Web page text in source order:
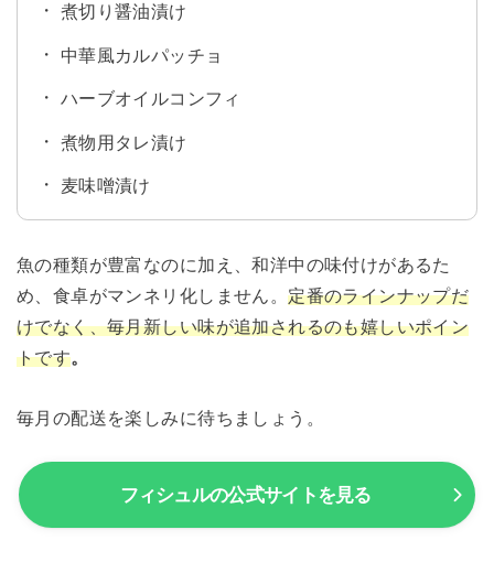
煮切り醤油漬け
中華風カルパッチョ
ハーブオイルコンフィ
煮物用タレ漬け
麦味噌漬け
魚の種類が豊富なのに加え、和洋中の味付けがあるた
め、食卓がマンネリ化しません。定番のラインナップだ
けでなく、毎月新しい味が追加されるのも嬉しいポイン
トです。
毎月の配送を楽しみに待ちましょう。
フィシュルの公式サイトを見る